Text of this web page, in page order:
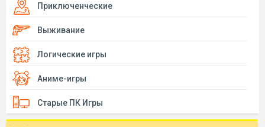
Приключенческие
Выживание
Логические игры
Аниме-игры
Старые ПК Игры